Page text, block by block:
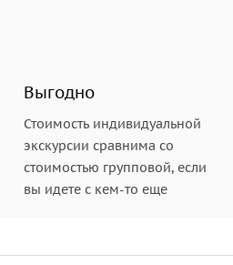
«Покупки» вам будут
аудиоэкскурсию на
и нажмите на кнопку
сотруднику канатной дороги
Выгодно
Стоимость индивидуальной
экскурсии сравнима со
стоимостью групповой, если
вы идете с кем-то еще